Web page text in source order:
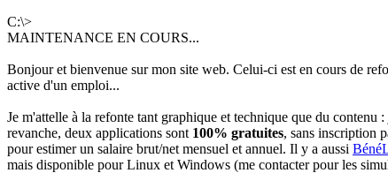
C:\>
MAINTENANCE EN COURS...
Bonjour et bienvenue sur mon site web. Celui-ci est en cours de
active d'un emploi...
Je m'attelle à la refonte tant graphique et technique que du contenu
revanche, deux applications sont 100% gratuites, sans inscription
pour estimer un salaire brut/net mensuel et annuel. Il y a aussi
mais disponible pour Linux et Windows (me contacter pour les